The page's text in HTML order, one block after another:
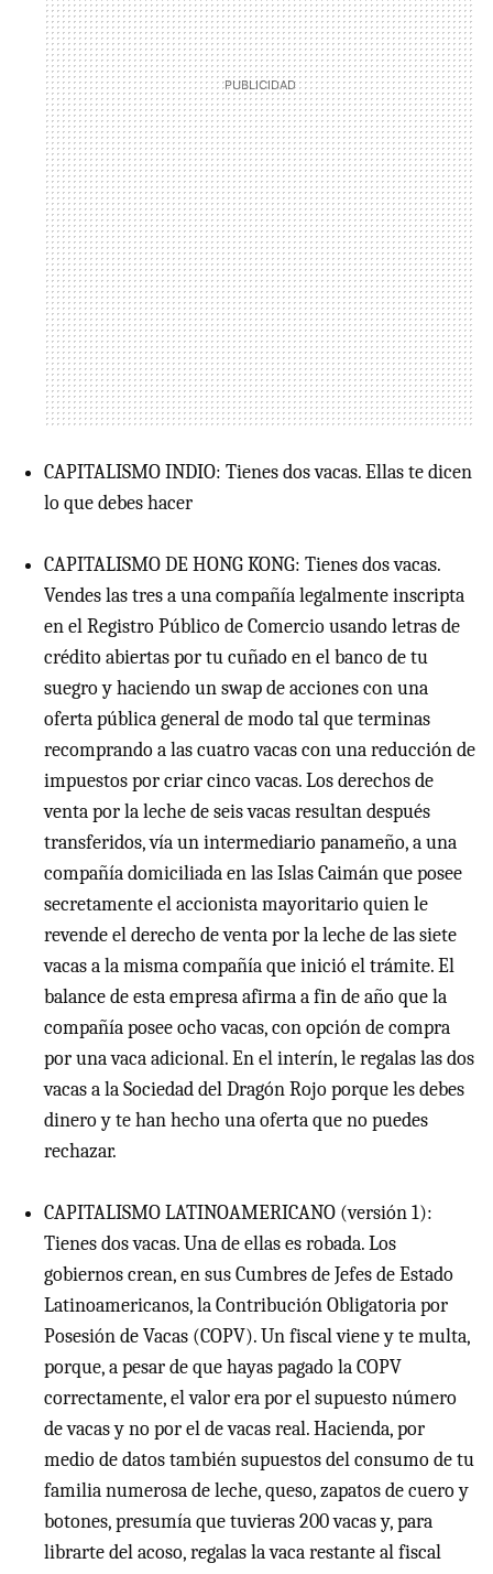
CAPITALISMO INDIO: Tienes dos vacas. Ellas te dicen
lo que debes hacer
CAPITALISMO DE HONG KONG: Tienes dos vacas.
Vendes las tres a una compañía legalmente inscripta
en el Registro Público de Comercio usando letras de
crédito abiertas por tu cuñado en el banco de tu
suegro y haciendo un swap de acciones con una
oferta pública general de modo tal que terminas
recomprando a las cuatro vacas con una reducción de
impuestos por criar cinco vacas. Los derechos de
venta por la leche de seis vacas resultan después
transferidos, vía un intermediario panameño, a una
compañía domiciliada en las Islas Caimán que posee
secretamente el accionista mayoritario quien le
revende el derecho de venta por la leche de las siete
vacas a la misma compañía que inició el trámite. El
balance de esta empresa afirma a fin de año que la
compañía posee ocho vacas, con opción de compra
por una vaca adicional. En el interín, le regalas las dos
vacas a la Sociedad del Dragón Rojo porque les debes
dinero y te han hecho una oferta que no puedes
rechazar.
CAPITALISMO LATINOAMERICANO (versión 1):
Tienes dos vacas. Una de ellas es robada. Los
gobiernos crean, en sus Cumbres de Jefes de Estado
Latinoamericanos, la Contribución Obligatoria por
Posesión de Vacas (COPV). Un fiscal viene y te multa,
porque, a pesar de que hayas pagado la COPV
correctamente, el valor era por el supuesto número
de vacas y no por el de vacas real. Hacienda, por
medio de datos también supuestos del consumo de tu
familia numerosa de leche, queso, zapatos de cuero y
botones, presumía que tuvieras 200 vacas y, para
librarte del acoso, regalas la vaca restante al fiscal